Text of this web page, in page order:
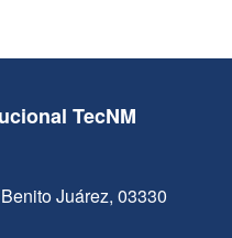
TecNM
Juárez, 03330